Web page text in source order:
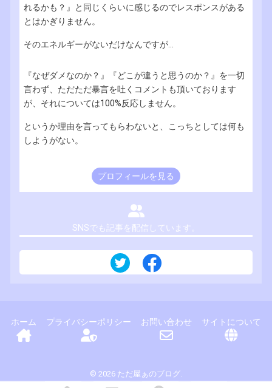
れるかも？』と同じくらいに感じるのでレスポンスがある
とはかぎりません。
そのエネルギーがないだけなんですが...
『なぜダメなのか？』『どこが違うと思うのか？』を一切
言わず、ただただ暴言を吐くコメントも頂いております
が、それについては100%反応しません。
というか理由を言ってもらわないと、こっちとしては何も
しようがない。
プロフィールを見る
SNSでも記事を配信しています。
ホーム プライバシーポリシー お問い合わせ サイトについて
© 2026 ただ屋ぁのブログ.